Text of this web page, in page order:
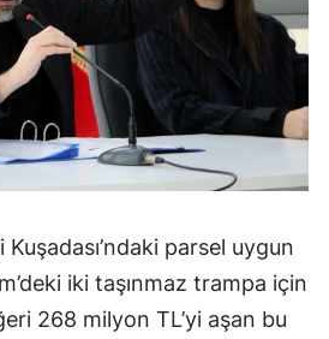
parsel uygun
iki taşınmaz trampa için
268 milyon TL’yi aşan bu